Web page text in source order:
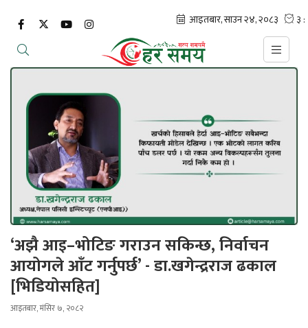
‘अझै आइ–भोटिङ गराउन सकिन्छ, निर्वाचन
आयोगले आँट गर्नुपर्छ’ - डा.खगेन्द्रराज ढकाल
[भिडियोसहित]
आइतबार, मंसिर ७, २०८२